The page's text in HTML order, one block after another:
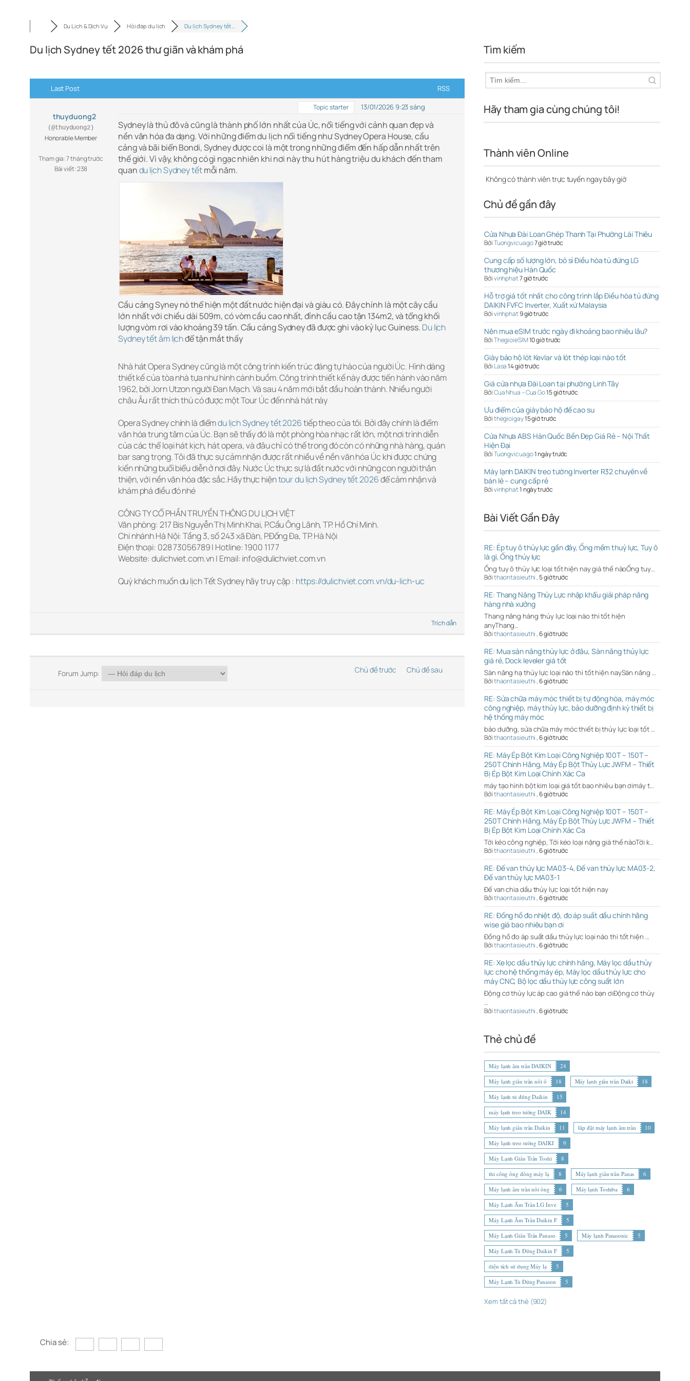
Du Lịch & Dịch Vụ Hỏi đáp du lịch Du lịch Sydney tết …
Du lịch Sydney tết 2026 thư giãn và khám phá
Last Post RSS
thuyduong2
(@thuyduong2)
Honorable Member
Tham gia: 7 tháng trước
Bài viết: 238
Topic starter 13/01/2026 9:23 sáng
Sydney là thủ đô và cũng là thành phố lớn nhất của Úc, nổi tiếng với cảnh quan đẹp và
nền văn hóa đa dạng. Với những điểm du lịch nổi tiếng như Sydney Opera House, cầu
cảng và bãi biển Bondi, Sydney được coi là một trong những điểm đến hấp dẫn nhất trên
thế giới. Vì vậy, không có gì ngạc nhiên khi nơi này thu hút hàng triệu du khách đến tham
quandu lịch Sydney tếtmỗi năm.
Cầu cảng Syney nó thể hiện một đất nước hiện đại và giàu có. Đây chính là một cây cầu
lớn nhất với chiều dài 509m, có vòm cầu cao nhất, đỉnh cầu cao tận 134m2, và tổng khối
lượng vòm rơi vào khoảng 39 tấn. Cầu cảng Sydney đã được ghi vào kỷ lục Guiness. Du lịch
Sydney tết âm lịchđể tận mắt thấy
Nhà hát Opera Sydney cũng là một công trình kiến trúc đáng tự hào của người Úc. Hình dáng
thiết kế của tòa nhà tựa như hình cánh buồm. Công trình thiết kế này được tiến hành vào năm
1962, bởi Jorn Utzon người Đan Mạch. Và sau 4 năm mới bắt đầu hoàn thành. Nhiều người
châu Âu rất thích thú có được một Tour Úc đến nhà hát này
Opera Sydney chính là điểmdu lịch Sydney tết 2026tiếp theo của tôi. Bởi đây chính là điểm
văn hóa trung tâm của Úc. Bạn sẽ thấy đó là một phòng hòa nhạc rất lớn, một nơi trình diễn
của các thể loại hát kịch, hát opera, và đâu chỉ có thế trong đó còn có những nhà hàng, quán
bar sang trọng. Tôi đã thực sự cảm nhận được rất nhiều về nền văn hóa Úc khi được chứng
kiến những buổi biểu diễn ở nơi đây. Nước Úc thực sự là đất nước với những con người thân
thiện, với nền văn hóa đặc sắc.Hãy thực hiệntour du lịch Sydney tết 2026để cảm nhận và
khám phá điều đó nhé
CÔNG TY CỔ PHẦN TRUYỀN THÔNG DU LỊCH VIỆT
Văn phòng: 217 Bis Nguyễn Thị Minh Khai, P.Cầu Ông Lãnh, TP. Hồ Chí Minh.
Chi nhánh Hà Nội: Tầng 3, số 243 xã Đàn, P.Đống Đa, TP. Hà Nội
Điện thoại: 028 73056789 | Hotline: 1900 1177
Website: dulichviet.com.vn | Email: info@dulichviet.com.vn
Quý khách muốn du lịch Tết Sydney hãy truy cập : https://dulichviet.com.vn/du-lich-uc
Trích dẫn
Forum Jump: Chủ đề trước Chủ đề sau
Tìm kiếm
Hãy tham gia cùng chúng tôi!
Thành viên Online
Không có thành viên trực tuyến ngay bây giờ
Chủ đề gần đây
Cửa Nhựa Đài Loan Ghép Thanh Tại Phường Lái Thiêu
BởiTuongvicuago7 giờ trước
Cung cấp số lượng lớn, bỏ sỉ Điều hòa tủ đứng LG
thương hiệu Hàn Quốc
Bởivinhphat7 giờ trước
Hỗ trợ giá tốt nhất cho công trình lắp Điều hòa tủ đứng
DAIKIN FVFC Inverter, Xuất xứ Malaysia
Bởivinhphat9 giờ trước
Nên mua eSIM trước ngày đi khoảng bao nhiêu lâu?
BởiThegioieSIM10 giờ trước
Giày bảo hộ lót Kevlar và lót thép loại nào tốt
Bởi Lasa14 giờ trước
Giá cửa nhựa Đài Loan tại phường Linh Tây
BởiCua Nhua – Cua Go15 giờ trước
Ưu điểm của giày bảo hộ đế cao su
Bởithegioigay15 giờ trước
Cửa Nhựa ABS Hàn Quốc Bền Đẹp Giá Rẻ – Nội Thất
Hiện Đại
BởiTuongvicuago1 ngày trước
Máy lạnh DAIKIN treo tường Inverter R32 chuyên về
bán lẻ – cung cấp rẻ
Bởivinhphat1 ngày trước
Bài Viết Gần Đây
RE: Ép tuy ô thủy lực gần đây, Ống mềm thuỷ lực, Tuy ô
là gì, Ống thủy lực
Ống tuy ô thủy lực loại tốt hiện nay giá thế nàoỐng tuy…
Bởithaontasieuthi,5 giờ trước
RE: Thang Nâng Thủy Lực nhập khẩu giải pháp nâng
hàng nhà xưởng
Thang nâng hàng thủy lực loại nào thì tốt hiện
anyThang…
Bởithaontasieuthi,6 giờ trước
RE: Mua sàn nâng thủy lực ở đâu, Sàn nâng thủy lực
giá rẻ, Dock leveler giá tốt
Sàn nâng hạ thủy lực loại nào thì tốt hiện naySàn nâng …
Bởithaontasieuthi,6 giờ trước
RE: Sửa chữa máy móc thiết bị tự động hóa, máy móc
công nghiệp, máy thủy lực, bảo dưỡng định kỳ thiết bị
hệ thống máy móc
bảo dưỡng, sửa chữa máy móc thiết bị thủy lực loại tốt …
Bởithaontasieuthi,6 giờ trước
RE: Máy Ép Bột Kim Loại Công Nghiệp 100T – 150T –
250T Chính Hãng, Máy Ép Bột Thủy Lực JWFM – Thiết
Bị Ép Bột Kim Loại Chính Xác Ca
máy tạo hình bột kim loại giá tốt bao nhiêu bạn ơimáy t…
Bởithaontasieuthi,6 giờ trước
RE: Máy Ép Bột Kim Loại Công Nghiệp 100T – 150T –
250T Chính Hãng, Máy Ép Bột Thủy Lực JWFM – Thiết
Bị Ép Bột Kim Loại Chính Xác Ca
Tời kéo công nghiệp, Tới kéo loại nặng giá thế nàoTời k…
Bởithaontasieuthi,6 giờ trước
RE: Đế van thủy lực MA03-4, Đế van thủy lực MA03-2,
Đế van thủy lực MA03-1
Đế van chia dầu thủy lực loại tốt hiện nay
Bởithaontasieuthi,6 giờ trước
RE: Đồng hồ đo nhiệt độ, đo áp suất dầu chính hãng
wise giá bao nhiêu bạn ơi
Đồng hồ đo áp suất dầu thủy lực loại nào thì tốt hiện …
Bởithaontasieuthi,6 giờ trước
RE: Xe lọc dầu thủy lực chính hãng, Máy lọc dầu thủy
lực cho hệ thống máy ép, Máy lọc dầu thủy lực cho
máy CNC, Bộ lọc dầu thủy lực công suất lớn
Động cơ thủy lực áp cao giá thế nào bạn ơiĐộng cơ thủy
…
Bởithaontasieuthi,6 giờ trước
Thẻ chủ đề
Máy lạnh âm trần DAIKIN
24
Máy lạnh giấu trần nối ố
18 Máy lạnh giấu trần Daiki
18
Máy lạnh tủ đứng Daikin
15
máy lạnh treo tường DAIK
14
Máy lạnh giấu trần Daikin
11 lắp đặt máy lạnh âm trần
10
Máy lạnh treo tường DAIKI
9
Máy Lạnh Giấu Trần Toshi
8
thi công ống đồng máy lạ
8 Máy lạnh giấu trần Panas
6
Máy lạnh âm trần nối ống
6 Máy lạnh Toshiba
6
Máy Lạnh Âm Trần LG Inve
5
Máy Lạnh Âm Trần Daikin F
5
Máy Lạnh Giấu Trần Panaso
5 Máy lạnh Panasonic
5
Máy Lạnh Tủ Đứng Daikin F
5
diện tích sử dụng Máy lạ
5
Máy Lạnh Tủ Đứng Panason
5
Xem tất cả thẻ (902)
Chia sẻ: